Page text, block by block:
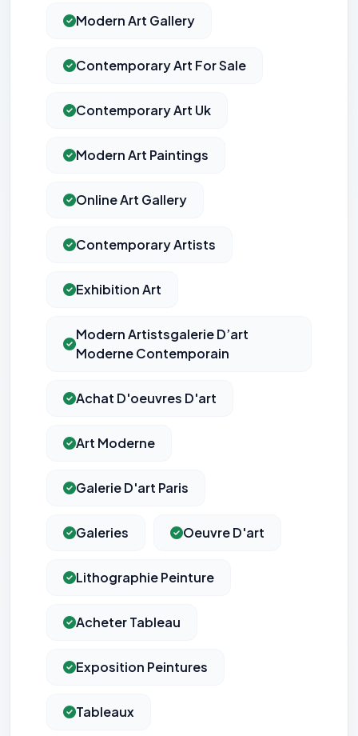
Modern Art Gallery
Contemporary Art For Sale
Contemporary Art Uk
Modern Art Paintings
Online Art Gallery
Contemporary Artists
Exhibition Art
Modern Artistsgalerie D’art
Moderne Contemporain
Achat D'oeuvres D'art
Art Moderne
Galerie D'art Paris
Galeries Oeuvre D'art
Lithographie Peinture
Acheter Tableau
Exposition Peintures
Tableaux